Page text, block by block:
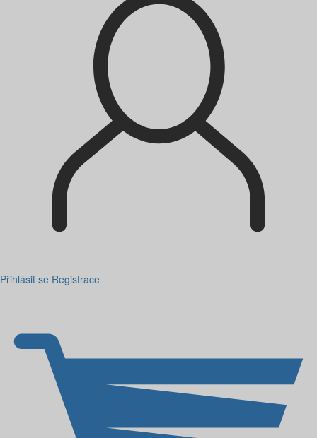
Přihlásit se Registrace